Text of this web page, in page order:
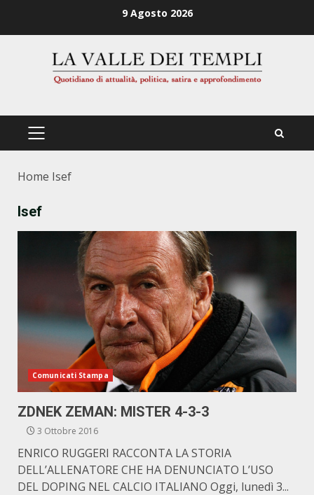
9 Agosto 2026
PRIMÄRES
Home Isef
Isef
Comunicati Stampa
ZDNEK ZEMAN: MISTER 4-3-3
3 Ottobre 2016
ENRICO RUGGERI RACCONTA LA STORIA
DELL’ALLENATORE CHE HA DENUNCIATO L’USO
DEL DOPING NEL CALCIO ITALIANO Oggi, lunedì 3...